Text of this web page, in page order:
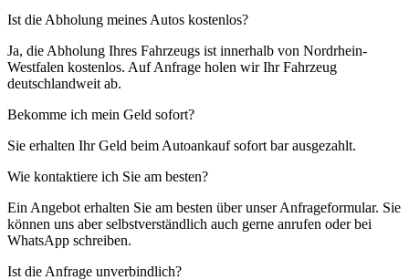
Ist die Abholung meines Autos kostenlos?
Ja, die Abholung Ihres Fahrzeugs ist innerhalb von Nordrhein-
Westfalen kostenlos. Auf Anfrage holen wir Ihr Fahrzeug
deutschlandweit ab.
Bekomme ich mein Geld sofort?
Sie erhalten Ihr Geld beim Autoankauf sofort bar ausgezahlt.
Wie kontaktiere ich Sie am besten?
Ein Angebot erhalten Sie am besten über unser Anfrageformular. Sie
können uns aber selbstverständlich auch gerne anrufen oder bei
WhatsApp schreiben.
Ist die Anfrage unverbindlich?